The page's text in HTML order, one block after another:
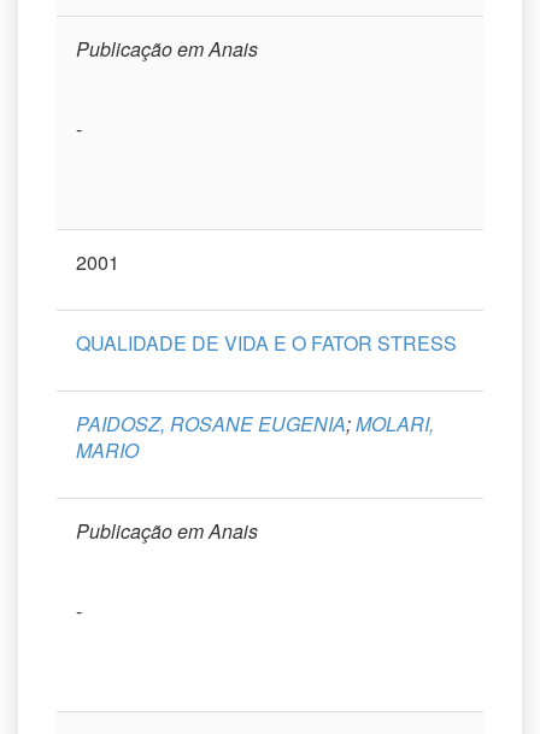
Publicação em Anais
-
2001
QUALIDADE DE VIDA E O FATOR STRESS
PAIDOSZ, ROSANE EUGENIA;MOLARI,
MARIO
Publicação em Anais
-